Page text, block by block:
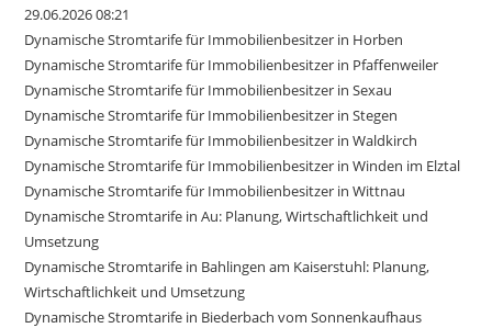
29.06.2026 08:21
Dynamische Stromtarife für Immobilienbesitzer in Horben
Dynamische Stromtarife für Immobilienbesitzer in Pfaffenweiler
Dynamische Stromtarife für Immobilienbesitzer in Sexau
Dynamische Stromtarife für Immobilienbesitzer in Stegen
Dynamische Stromtarife für Immobilienbesitzer in Waldkirch
Dynamische Stromtarife für Immobilienbesitzer in Winden im Elztal
Dynamische Stromtarife für Immobilienbesitzer in Wittnau
Dynamische Stromtarife in Au: Planung, Wirtschaftlichkeit und
Umsetzung
Dynamische Stromtarife in Bahlingen am Kaiserstuhl: Planung,
Wirtschaftlichkeit und Umsetzung
Dynamische Stromtarife in Biederbach vom Sonnenkaufhaus